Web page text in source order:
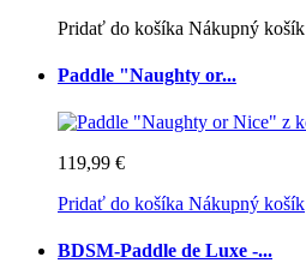
Pridať do košíka Nákupný košík
Paddle "Naughty or...
119,99 €
Pridať do košíka Nákupný košík
BDSM-Paddle de Luxe -...